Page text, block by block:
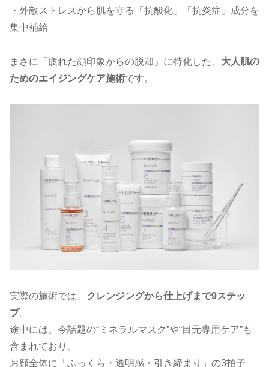
・外敵ストレスから肌を守る「抗酸化」「抗炎症」成分を
集中補給
まさに「疲れた顔印象からの脱却」に特化した、 大人肌の
ためのエイジングケア施術です。
実際の施術では、 クレンジングから仕上げまで9ステッ
プ。
途中には、今話題の“ミネラルマスク”や“目元専用ケア”も
含まれており、
お顔全体に「ふっくら・透明感・引き締まり」の3拍子